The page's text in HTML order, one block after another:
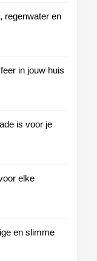
regenwater en
in jouw huis
is voor je
elke
en slimme